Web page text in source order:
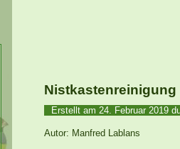
Nistkastenreinigung
Erstellt am 24. Februar 2019
Autor: Manfred Lablans